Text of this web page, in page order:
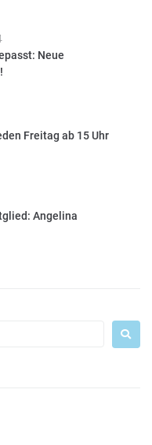
Neue
Freitag ab 15 Uhr
Angelina